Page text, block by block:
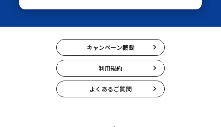
キャンペーン概要
利用規約
よくあるご質問